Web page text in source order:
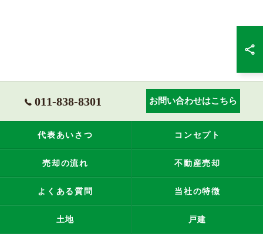
011-838-8301 お問い合わせはこちら
代表あいさつ コンセプト
売却の流れ 不動産売却
よくある質問 当社の特徴
土地 戸建